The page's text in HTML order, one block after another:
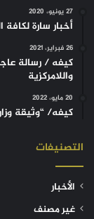
27 يونيو، 2020
أخبار سارة لكافة
26 فبراير، 2021
كيفه / رسالة
واللامركزية
20 مايو، 2022
كيفه/ “وثيقة
التصنيفات
الأخبار
غير مصنف